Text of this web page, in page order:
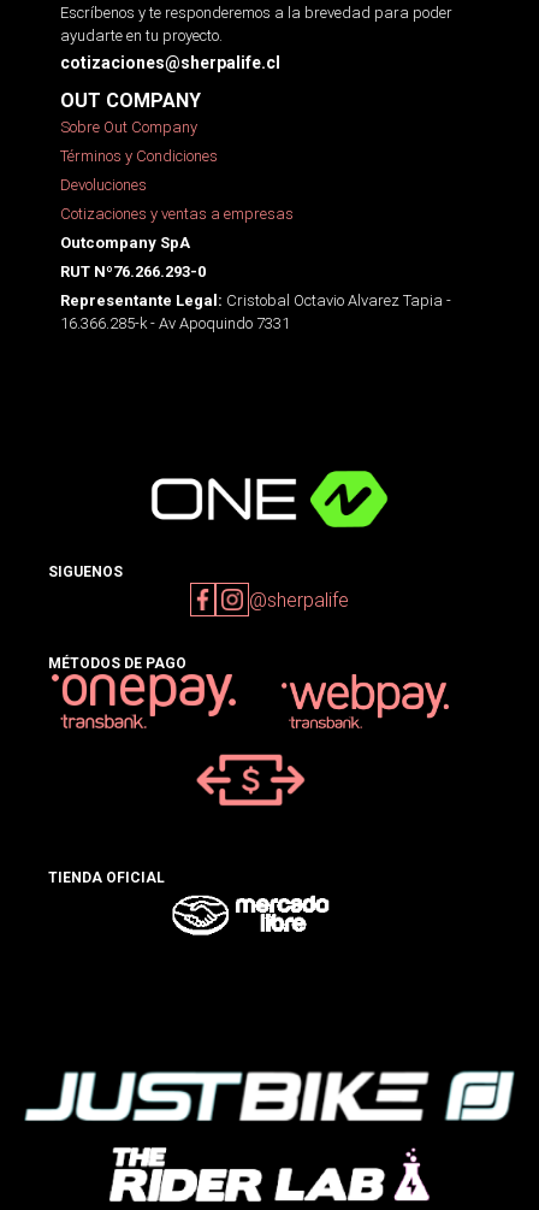
Escríbenos y te responderemos a la brevedad para poder
ayudarte en tu proyecto.
cotizaciones@sherpalife.cl
OUT COMPANY
Sobre Out Company
Términos y Condiciones
Devoluciones
Cotizaciones y ventas a empresas
Outcompany SpA
RUT Nº76.266.293-0
Representante Legal: Cristobal Octavio Alvarez Tapia -
16.366.285-k - Av Apoquindo 7331
SIGUENOS
@sherpalife
MÉTODOS DE PAGO
TIENDA OFICIAL